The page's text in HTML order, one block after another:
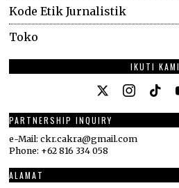
Kode Etik Jurnalistik
Toko
IKUTI KAMI
PARTNERSHIP INQUIRY
e-Mail: ckr.cakra@gmail.com
Phone: +62 816 334 058
ALAMAT